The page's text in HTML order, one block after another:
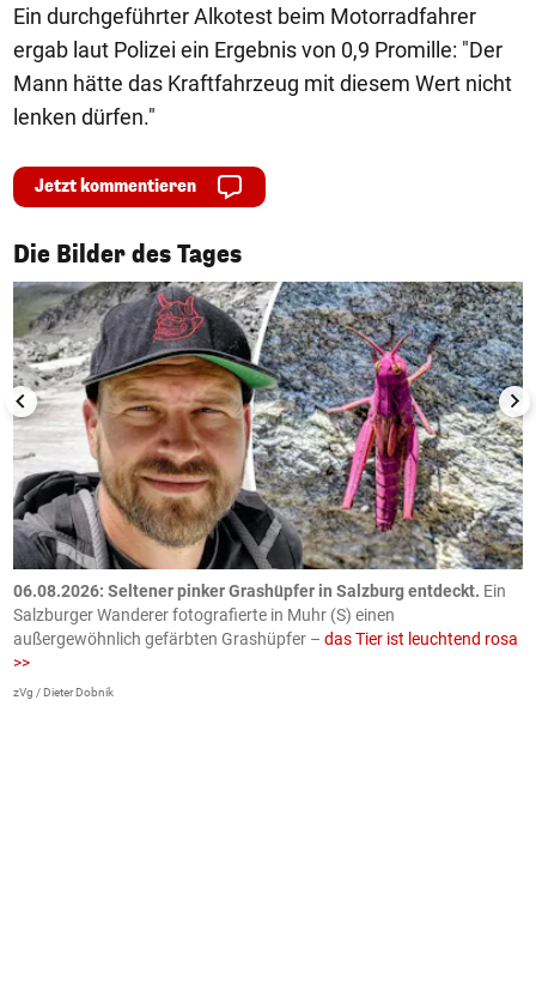
Ein durchgeführter Alkotest beim Motorradfahrer
ergab laut Polizei ein Ergebnis von 0,9 Promille: "Der
Mann hätte das Kraftfahrzeug mit diesem Wert nicht
lenken dürfen."
Jetzt kommentieren
Die Bilder des Tages
1/50
06.08.2026: Seltener pinker Grashüpfer in Salzburg entdeckt. Ein
Salzburger Wanderer fotografierte in Muhr (S) einen
außergewöhnlich gefärbten Grashüpfer – das Tier ist leuchtend rosa
>>
zVg / Dieter Dobnik